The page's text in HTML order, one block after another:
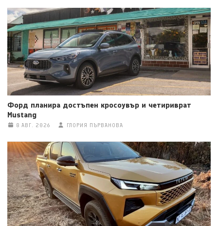
Форд планира достъпен кросоувър и четириврат
Mustang
8 АВГ. 2026 ГЛОРИЯ ПЪРВАНОВА